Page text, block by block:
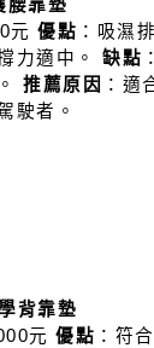
腰靠墊
元 優點 ：吸濕
力適中。 缺點
推薦原因 ：適
駛者。
背靠墊
元 優點 ：符